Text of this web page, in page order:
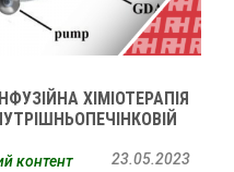
ХІМІОТЕРАПІЯ
23.05.2023
контент